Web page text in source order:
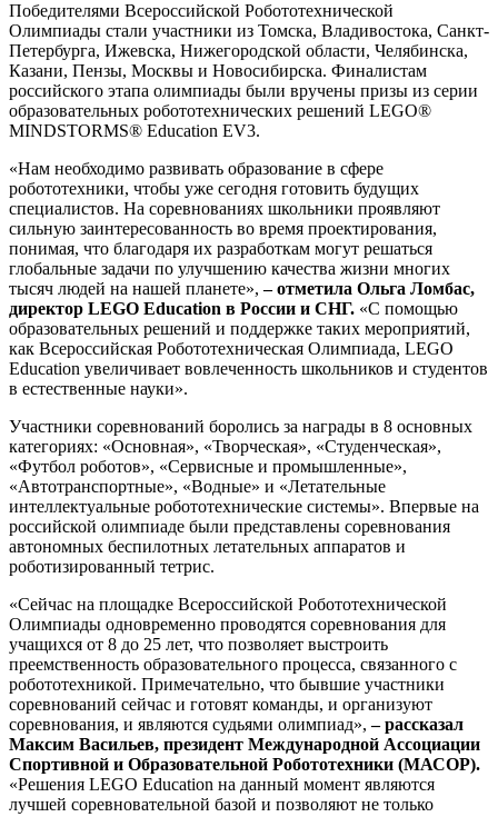
Победителями Всероссийской Робототехнической
Олимпиады стали участники из Томска, Владивостока, Санкт-
Петербурга, Ижевска, Нижегородской области, Челябинска,
Казани, Пензы, Москвы и Новосибирска. Финалистам
российского этапа олимпиады были вручены призы из серии
образовательных робототехнических решений LEGO®
MINDSTORMS® Education EV3.
«Нам необходимо развивать образование в сфере
робототехники, чтобы уже сегодня готовить будущих
специалистов. На соревнованиях школьники проявляют
сильную заинтересованность во время проектирования,
понимая, что благодаря их разработкам могут решаться
глобальные задачи по улучшению качества жизни многих
тысяч людей на нашей планете»,– отметила Ольга Ломбас,
директор LEGO Education в России и СНГ. «С помощью
образовательных решений и поддержке таких мероприятий,
как Всероссийская Робототехническая Олимпиада, LEGO
Education увеличивает вовлеченность школьников и студентов
в естественные науки».
Участники соревнований боролись за награды в 8 основных
категориях: «Основная», «Творческая», «Студенческая»,
«Футбол роботов», «Сервисные и промышленные»,
«Автотранспортные», «Водные» и «Летательные
интеллектуальные робототехнические системы». Впервые на
российской олимпиаде были представлены соревнования
автономных беспилотных летательных аппаратов и
роботизированный тетрис.
«Сейчас на площадке Всероссийской Робототехнической
Олимпиады одновременно проводятся соревнования для
учащихся от 8 до 25 лет, что позволяет выстроить
преемственность образовательного процесса, связанного с
робототехникой. Примечательно, что бывшие участники
соревнований сейчас и готовят команды, и организуют
соревнования, и являются судьями олимпиад»,– рассказал
Максим Васильев, президент Международной Ассоциации
Спортивной и Образовательной Робототехники (МАСОР).
«Решения LEGO Education на данный момент являются
лучшей соревновательной базой и позволяют не только